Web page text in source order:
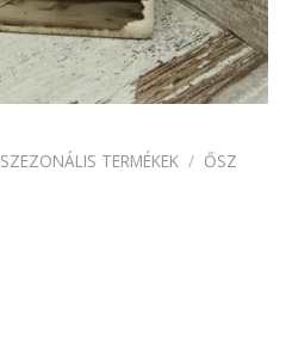
SZEZONÁLIS TERMÉKEK / ŐSZ